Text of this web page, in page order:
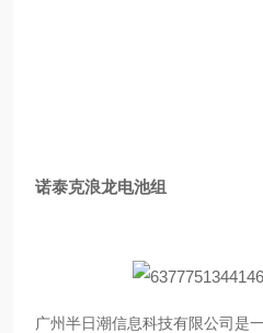
诺泰克浪龙电池组
广州半日潮信息科技有限公司是